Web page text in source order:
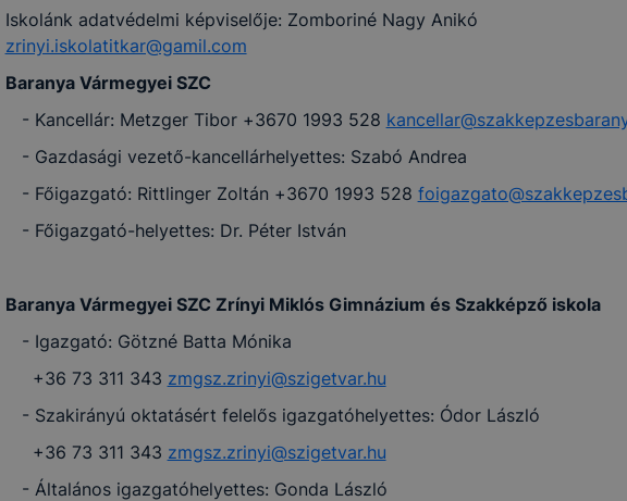
Iskolánk adatvédelmi képviselője: Zomboriné Nagy Anikó
zrinyi.iskolatitkar@gamil.com
Baranya Vármegyei SZC
- Kancellár: Metzger Tibor +3670 1993 528
- Gazdasági vezető-kancellárhelyettes: Szabó Andrea
- Főigazgató: Rittlinger Zoltán +3670 1993 528
- Főigazgató-helyettes: Dr. Péter István
Baranya Vármegyei SZC Zrínyi Miklós Gimnázium és Szakképző iskola
- Igazgató: Götzné Batta Mónika
+36 73 311 343 zmgsz.zrinyi@szigetvar.hu
- Szakirányú oktatásért felelős igazgatóhelyettes: Ódor László
+36 73 311 343 zmgsz.zrinyi@szigetvar.hu
- Általános igazgatóhelyettes: Gonda László